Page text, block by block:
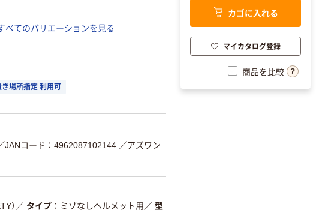
べてのバリエーションを見る
き場所指定 利用可
JANコード：4962087102144 ／アズワン
） ／ タイプ ミゾなしヘルメット用 ／ 型
カゴに入れる
マイカタログ登録
商品を比較